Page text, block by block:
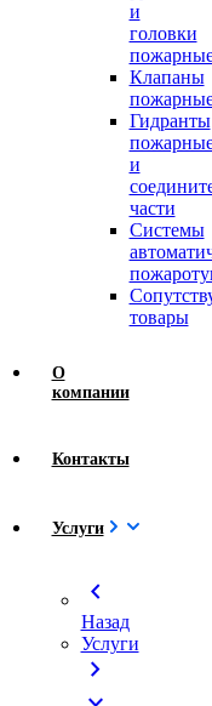
и
головки
Клапаны
Гидранты
и
части
Системы
товары
О
компании
Контакты
Услуги
chevron_left
Назад
Услуги
chevron_right